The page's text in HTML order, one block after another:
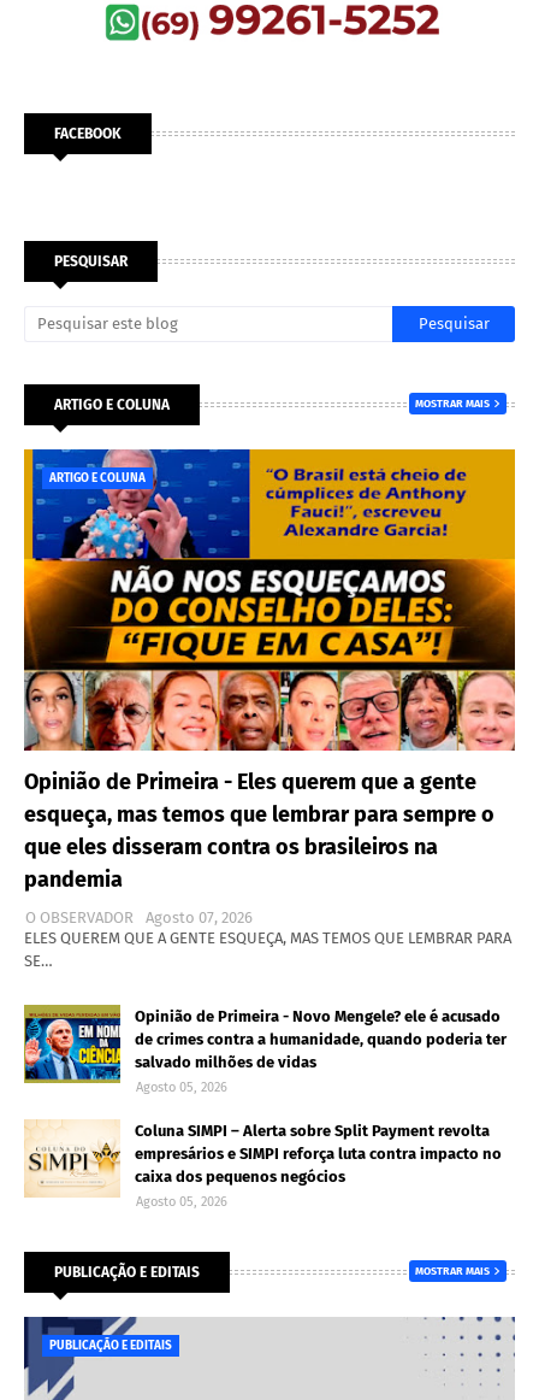
FACEBOOK
PESQUISAR
ARTIGO E COLUNA MOSTRAR MAIS
ARTIGO E COLUNA
Opinião de Primeira - Eles querem que a gente
esqueça, mas temos que lembrar para sempre o
que eles disseram contra os brasileiros na
pandemia
O OBSERVADOR
Agosto 07, 2026
ELES QUEREM QUE A GENTE ESQUEÇA, MAS TEMOS QUE LEMBRAR PARA
SE…
Opinião de Primeira - Novo Mengele? ele é acusado
de crimes contra a humanidade, quando poderia ter
salvado milhões de vidas
Agosto 05, 2026
Coluna SIMPI – Alerta sobre Split Payment revolta
empresários e SIMPI reforça luta contra impacto no
caixa dos pequenos negócios
Agosto 05, 2026
PUBLICAÇÃO E EDITAIS MOSTRAR MAIS
PUBLICAÇÃO E EDITAIS